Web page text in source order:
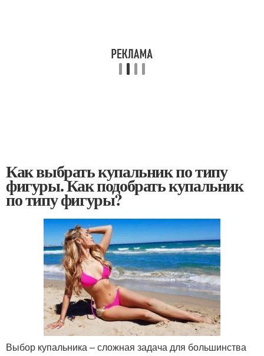
Как выбрать купальник по типу
фигуры. Как подобрать купальник
по типу фигуры?
Выбор купальника – сложная задача для большинства